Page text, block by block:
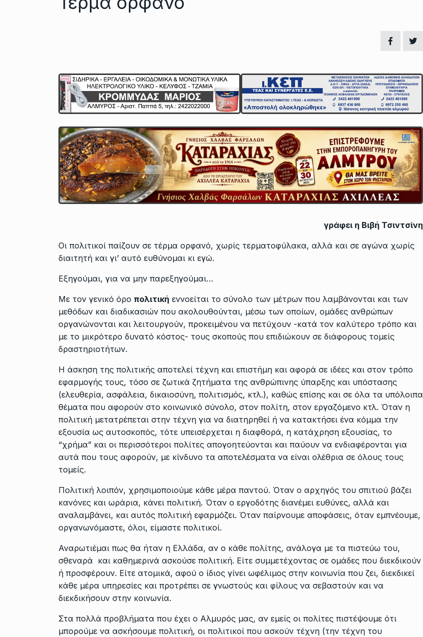
γράφει η Βιβή Τσιντσίνη
Οι πολιτικοί παίζουν σε τέρμα ορφανό, χωρίς τερματοφύλακα, αλλά και σε αγώνα χωρίς
διαιτητή και γι’ αυτό ευθύνομαι κι εγώ.
Εξηγούμαι, για να μην παρεξηγούμαι…
Με τον γενικό όρο πολιτική εννοείται το σύνολο των μέτρων που λαμβάνονται και των
μεθόδων και διαδικασιών που ακολουθούνται, μέσω των οποίων, ομάδες ανθρώπων
οργανώνονται και λειτουργούν, προκειμένου να πετύχουν -κατά τον καλύτερο τρόπο και
με το μικρότερο δυνατό κόστος- τους σκοπούς που επιδιώκουν σε διάφορους τομείς
δραστηριοτήτων.
Η άσκηση της πολιτικής αποτελεί τέχνη και επιστήμη και αφορά σε ιδέες και στον τρόπο
εφαρμογής τους, τόσο σε ζωτικά ζητήματα της ανθρώπινης ύπαρξης και υπόστασης
(ελευθερία, ασφάλεια, δικαιοσύνη, πολιτισμός, κτλ.), καθώς επίσης και σε όλα τα υπόλοιπα
θέματα που αφορούν στο κοινωνικό σύνολο, στον πολίτη, στον εργαζόμενο κτλ. Όταν η
πολιτική μετατρέπεται στην τέχνη για να διατηρηθεί ή να κατακτήσει ένα κόμμα την
εξουσία ως αυτοσκοπός, τότε υπεισέρχεται η διαφθορά, η κατάχρηση εξουσίας, το
“χρήμα” και οι περισσότεροι πολίτες απογοητεύονται και παύουν να ενδιαφέρονται για
αυτά που τους αφορούν, με κίνδυνο τα αποτελέσματα να είναι ολέθρια σε όλους τους
τομείς.
Πολιτική λοιπόν, χρησιμοποιούμε κάθε μέρα παντού. Όταν ο αρχηγός του σπιτιού βάζει
κανόνες και ωράρια, κάνει πολιτική. Όταν ο εργοδότης διανέμει ευθύνες, αλλά και
αναλαμβάνει, και αυτός πολιτική εφαρμόζει. Όταν παίρνουμε αποφάσεις, όταν εμπνέουμε,
οργανωνόμαστε, όλοι, είμαστε πολιτικοί.
Αναρωτιέμαι πως θα ήταν η Ελλάδα, αν ο κάθε πολίτης, ανάλογα με τα πιστεύω του,
σθεναρά και καθημερινά ασκούσε πολιτική. Είτε συμμετέχοντας σε ομάδες που διεκδικούν
ή προσφέρουν. Είτε ατομικά, αφού ο ίδιος γίνει ωφέλιμος στην κοινωνία που ζει, διεκδικεί
κάθε μέρα υπηρεσίες και προτρέπει σε γνωστούς και φίλους να σεβαστούν και να
διεκδικήσουν στην κοινωνία.
Στα πολλά προβλήματα που έχει ο Αλμυρός μας, αν εμείς οι πολίτες πιστέψουμε ότι
μπορούμε να ασκήσουμε πολιτική, οι πολιτικοί που ασκούν τέχνη (την τέχνη του